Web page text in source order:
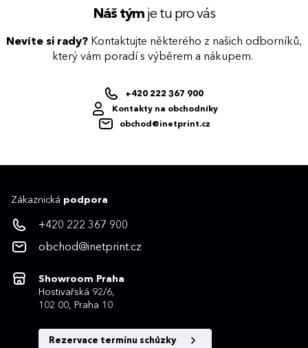
Náš týmje tu pro vás
Nevíte si rady? Kontaktujte některého z našich odborníků,
který vám poradí s výběrem a nákupem.
+420 222 367 900
Kontakty na obchodníky
obchod@inetprint.cz
Zákaznická podpora
+420 222 367 900
obchod@inetprint.cz
Showroom Praha
Hostivařská 92/6,
102 00, Praha 10
Rezervace termínu schůzky